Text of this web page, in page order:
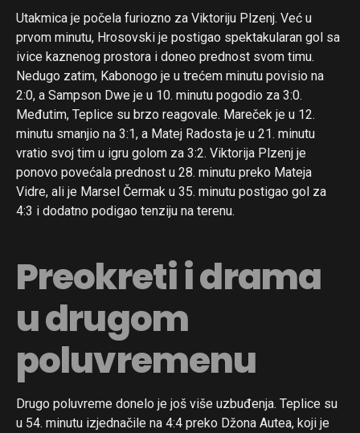
Utakmica je počela furiozno za Viktoriju Plzenj. Već u
prvom minutu, Hrosovski je postigao spektakularan gol sa
ivice kaznenog prostora i doneo prednost svom timu.
Nedugo zatim, Kabonogo je u trećem minutu povisio na
2:0, a Sampson Dwe je u 10. minutu pogodio za 3:0.
Međutim, Teplice su brzo reagovale. Mareček je u 12.
minutu smanjio na 3:1, a Matej Radosta je u 21. minutu
vratio svoj tim u igru golom za 3:2. Viktorija Plzenj je
ponovo povećala prednost u 28. minutu preko Mateja
Vidre, ali je Marsel Čermak u 35. minutu postigao gol za
4:3 i dodatno podigao tenziju na terenu.
Preokreti i drama
u drugom
poluvremenu
Drugo poluvreme donelo je još više uzbuđenja. Teplice su
u 54. minutu izjednačile na 4:4 preko Džona Autea, koji je